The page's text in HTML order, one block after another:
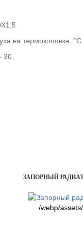
на термоколовке,
30
ЗАПОРНЫЙ
/webp/